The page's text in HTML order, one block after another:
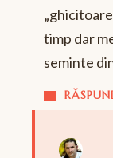
timp dar
seminte